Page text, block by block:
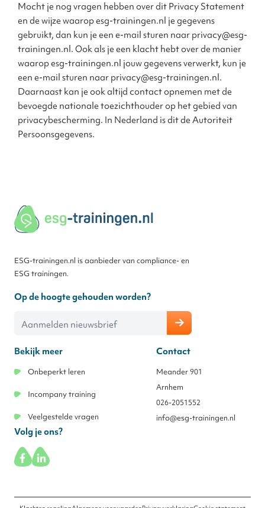
Mocht je nog vragen hebben over dit Privacy Statement
en de wijze waarop esg-trainingen.nl je gegevens
gebruikt, dan kun je een e-mail sturen naar privacy@esg-
trainingen.nl. Ook als je een klacht hebt over de manier
waarop esg-trainingen.nl jouw gegevens verwerkt, kun je
een e-mail sturen naar privacy@esg-trainingen.nl.
Daarnaast kan je ook altijd contact opnemen met de
bevoegde nationale toezichthouder op het gebied van
privacybescherming. In Nederland is dit de Autoriteit
Persoonsgegevens.
Bekijk meer
Onbeperkt leren
Incompany training
Veelgestelde vragen
Contact
Meander 901
Arnhem
026-2051552
info@esg-trainingen.nl
Volg je ons?
ESG-trainingen.nl is aanbieder van compliance- en
ESG trainingen.
Op de hoogte gehouden worden?